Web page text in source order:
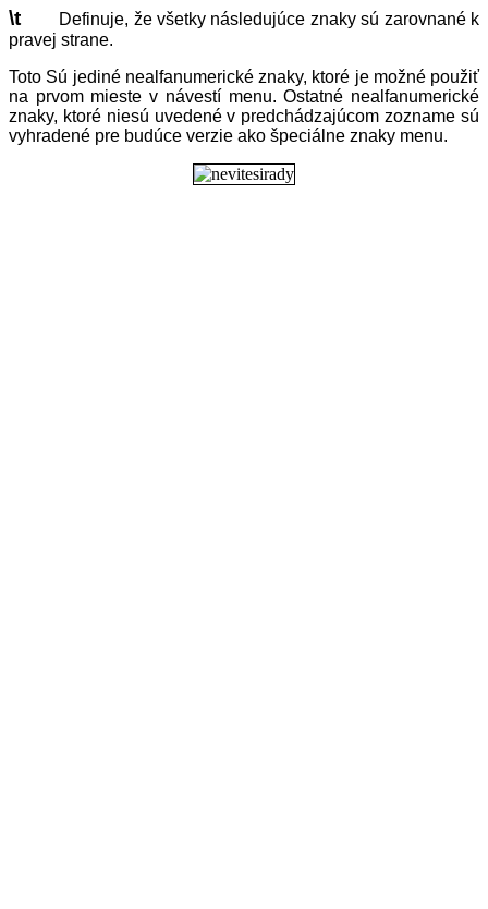
\t Definuje, že všetky následujúce znaky sú zarovnané k
pravej strane.
Toto Sú jediné nealfanumerické znaky, ktoré je možné použiť
na prvom mieste v návestí menu. Ostatné nealfanumerické
znaky, ktoré niesú uvedené v predchádzajúcom zozname sú
vyhradené pre budúce verzie ako špeciálne znaky menu.